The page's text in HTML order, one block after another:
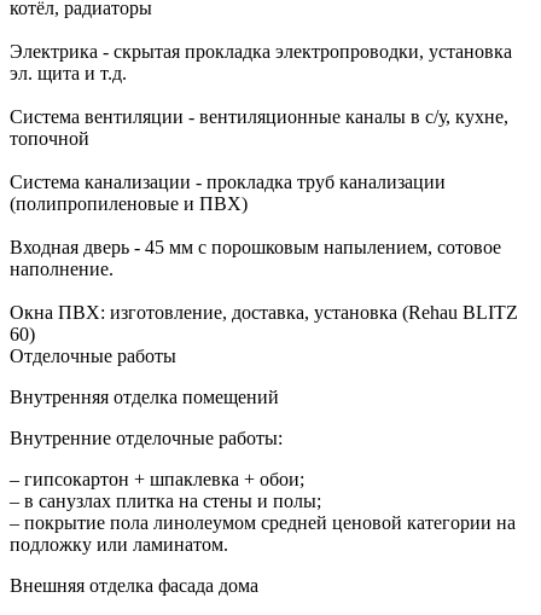
котёл, радиаторы
Электрика - скрытая прокладка электропроводки, установка
эл. щита и т.д.
Система вентиляции - вентиляционные каналы в с/у, кухне,
топочной
Система канализации - прокладка труб канализации
(полипропиленовые и ПВХ)
Входная дверь - 45 мм с порошковым напылением, сотовое
наполнение.
Окна ПВХ: изготовление, доставка, установка (Rehau BLITZ
60)
Отделочные работы
Внутренняя отделка помещений
Внутренние отделочные работы:
– гипсокартон + шпаклевка + обои;
– в санузлах плитка на стены и полы;
– покрытие пола линолеумом средней ценовой категории на
подложку или ламинатом.
Внешняя отделка фасада дома